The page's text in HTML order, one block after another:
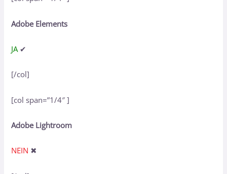
Adobe Elements
JA ✔
[/col]
[col span=”1/4″ ]
Adobe Lightroom
NEIN ✖